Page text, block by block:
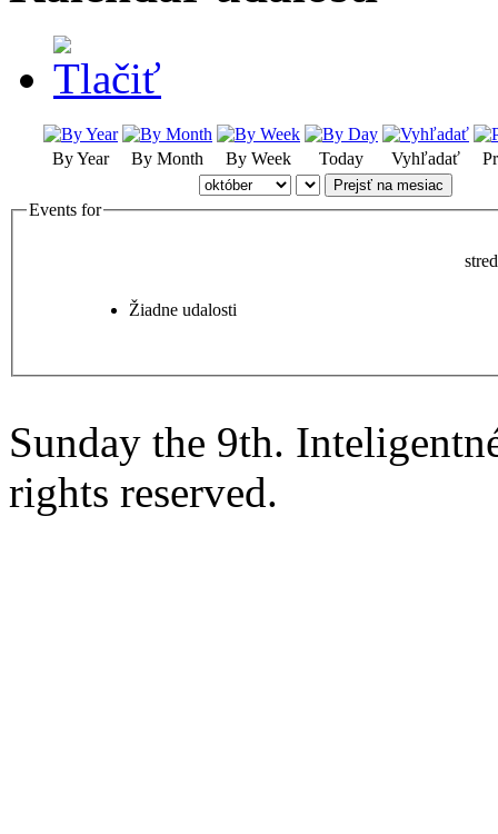
By Year By Month By Week Today Vyhľadať
Prejsť na mesiac
Events for
Žiadne udalosti
Sunday the 9th.
rights reserved.